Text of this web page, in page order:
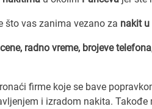
što vas zanima vezano za nakit u
cene, radno vreme, brojeve telefona
firme koje se bave
i izradom nakita.